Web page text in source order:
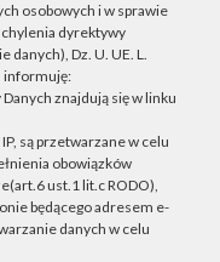
osobowych i w sprawie
dyrektywy
Dz. U. UE. L.
informuję:
znajdują się w linku
są przetwarzane w celu
obowiązków
ust.1 lit.c RODO),
będącego adresem e-
danych w celu